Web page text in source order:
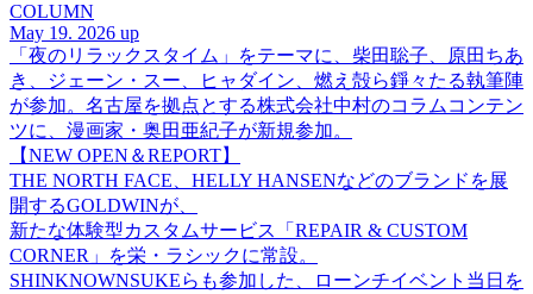
COLUMN
May 19. 2026 up
「夜のリラックスタイム」をテーマに、柴田聡子、原田ちあ
き、ジェーン・スー、ヒャダイン、燃え殻ら錚々たる執筆陣
が参加。名古屋を拠点とする株式会社中村のコラムコンテン
ツに、漫画家・奥田亜紀子が新規参加。
【NEW OPEN＆REPORT】
THE NORTH FACE、HELLY HANSENなどのブランドを展
開するGOLDWINが、
新たな体験型カスタムサービス「REPAIR & CUSTOM
CORNER」を栄・ラシックに常設。
SHINKNOWNSUKEらも参加した、ローンチイベント当日を